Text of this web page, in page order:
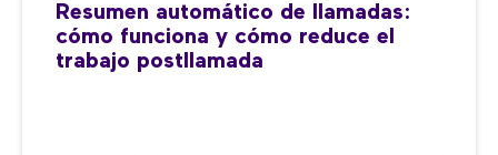
Resumen automático de llamadas:
cómo funciona y cómo reduce el
trabajo postllamada